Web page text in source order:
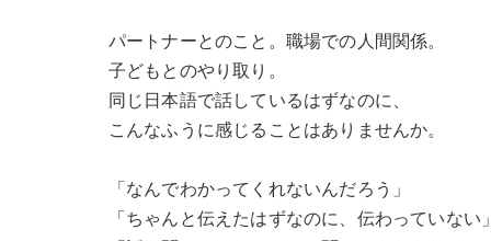
パートナーとのこと。職場での人間関係。
子どもとのやり取り。
同じ日本語で話しているはずなのに、
こんなふうに感じることはありませんか。
「なんでわかってくれないんだろう」
「ちゃんと伝えたはずなのに、伝わっていない」